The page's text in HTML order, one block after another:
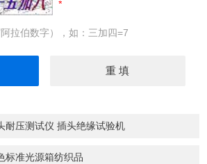
拉伯数字），如：三加四=7
耐压测试仪 插头绝缘试验机
标准光源箱纺织品